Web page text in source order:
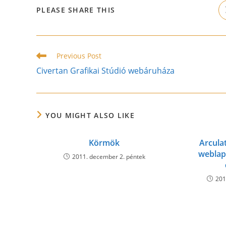
PLEASE SHARE THIS
Read
articles
Previous Post
Civertan Grafikai Stúdió webáruháza
YOU MIGHT ALSO LIKE
Körmök
2011. december 2. péntek